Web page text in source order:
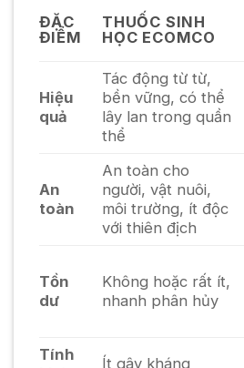
ĐẶC
ĐIỂM
THUỐC SINH
HỌC ECOMCO
Hiệu
quả
Tác động từ từ,
bền vững, có thể
lây lan trong quần
thể
An
toàn
An toàn cho
người, vật nuôi,
môi trường, ít độc
với thiên địch
Tồn
dư
Không hoặc rất ít,
nhanh phân hủy
Tính
Ít gây kháng